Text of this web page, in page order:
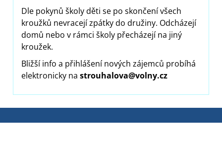
Dle pokynů školy děti se po skončení všech
kroužků nevracejí zpátky do družiny. Odcházejí
domů nebo v rámci školy přecházejí na jiný
kroužek.
Bližší info a přihlášení nových zájemců probíhá
elektronicky na strouhalova@volny.cz